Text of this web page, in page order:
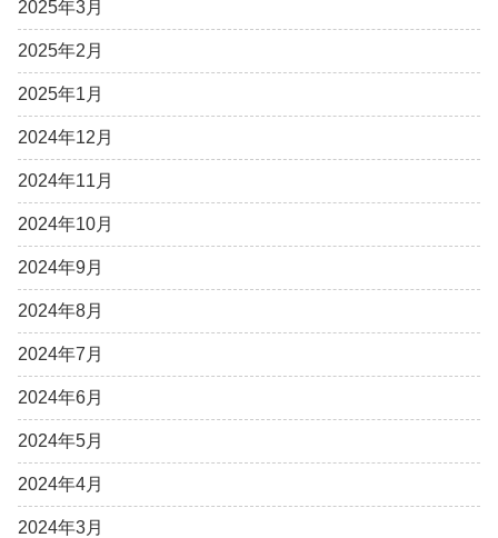
2025年3月
2025年2月
2025年1月
2024年12月
2024年11月
2024年10月
2024年9月
2024年8月
2024年7月
2024年6月
2024年5月
2024年4月
2024年3月